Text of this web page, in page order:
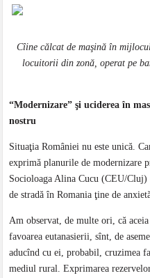
Cîine călcat de maşină în
locuitorii din zonă, operat pe
“Modernizare” şi uciderea în
nostru
Situaţia României nu este unică.
exprimă planurile de modernizare
Socioloaga Alina Cucu (CEU/Cluj)
de stradă în Romania ţine de
Am observat, de multe ori, că
favoarea eutanasierii, sînt, de
aducînd cu ei, probabil, cruzimea
mediul rural. Exprimarea